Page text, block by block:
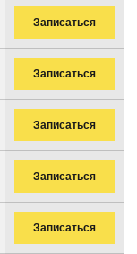
Записаться
Записаться
Записаться
Записаться
Записаться